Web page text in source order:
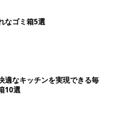
なゴミ箱5選
適なキッチンを実現できる毎
10選